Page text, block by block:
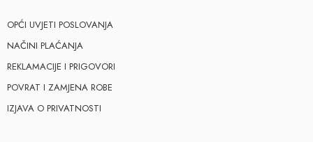
OPĆI UVJETI POSLOVANJA
NAČINI PLAĆANJA
REKLAMACIJE I PRIGOVORI
POVRAT I ZAMJENA ROBE
IZJAVA O PRIVATNOSTI